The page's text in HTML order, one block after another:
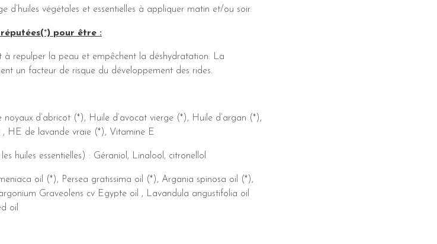
d’huiles végétales et essentielles à appliquer matin et/ou soir.
pour être :
à repulper la peau et empêchent la déshydratation. La
un facteur de risque du développement des rides.
d’abricot (*), Huile d’avocat vierge (*), Huile d’argan (*),
HE de lavande vraie (*), Vitamine E
huiles essentielles) : Géraniol, Linalool, citronellol
oil (*), Persea gratissima oil (*), Argania spinosa oil (*),
Graveolens cv Egypte oil , Lavandula angustifolia oil
oil